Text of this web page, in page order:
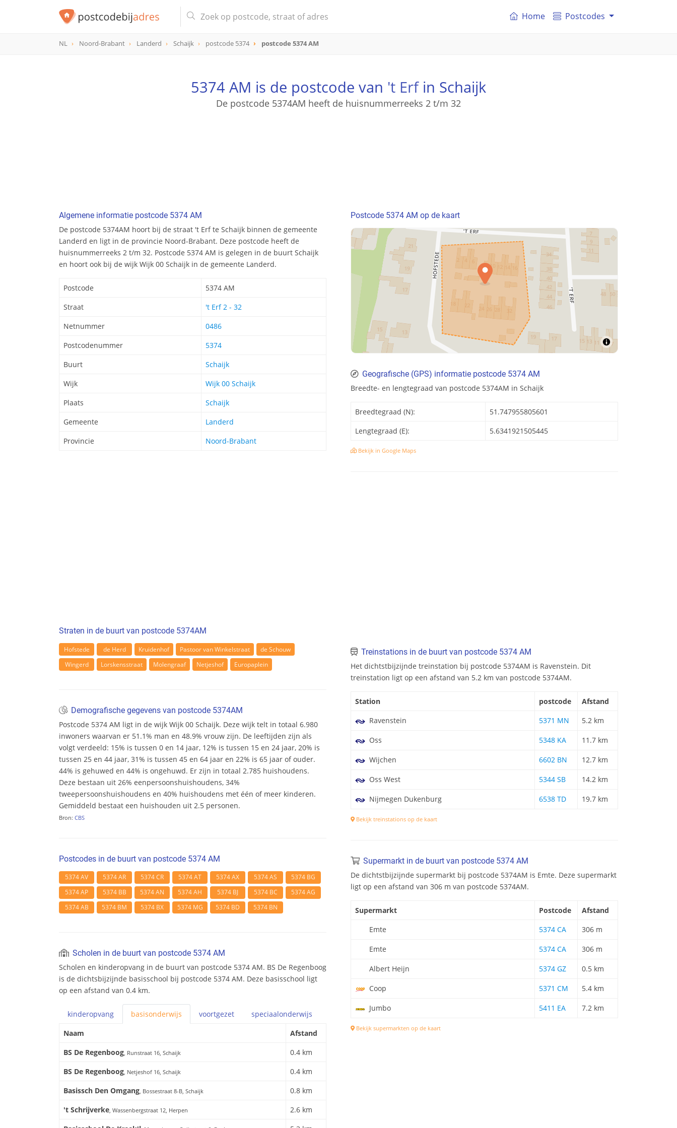
Home Postcodes
NL Noord-Brabant Landerd Schaijk postcode 5374 postcode 5374 AM
5374 AM is de postcode van 't Erfin Schaijk
De postcode 5374AM heeft de huisnummerreeks 2 t/m 32
Algemene informatie postcode 5374 AM
De postcode 5374AM hoort bij de straat 't Erf te Schaijk binnen de gemeente
Landerd en ligt in de provincie Noord-Brabant. Deze postcode heeft de
huisnummerreeks 2 t/m 32. Postcode 5374 AM is gelegen in de buurt Schaijk
en hoort ook bij de wijk Wijk 00 Schaijk in de gemeente Landerd.
Postcode
5374 AM
Straat
't Erf 2 - 32
Netnummer
0486
Postcodenummer
5374
Buurt
Schaijk
Wijk
Wijk 00 Schaijk
Plaats
Schaijk
Gemeente
Landerd
Provincie
Noord-Brabant
Straten in de buurt van postcode 5374AM
Hofstede de Herd Kruidenhof Pastoor van Winkelstraat
de Schouw
Wingerd
Lorskensstraat Molengraaf Netjeshof Europaplein
Demografische gegevens van postcode 5374AM
Postcode 5374 AM ligt in de wijk Wijk 00 Schaijk. Deze wijk telt in totaal 6.980
inwoners waarvan er 51.1% man en 48.9% vrouw zijn. De leeftijden zijn als
volgt verdeeld: 15% is tussen 0 en 14 jaar, 12% is tussen 15 en 24 jaar, 20% is
tussen 25 en 44 jaar, 31% is tussen 45 en 64 jaar en 22% is 65 jaar of ouder.
44% is gehuwed en 44% is ongehuwd. Er zijn in totaal 2.785 huishoudens.
Deze bestaan uit 26% eenpersoonshuishoudens, 34%
tweepersoonshuishoudens en 40% huishoudens met één of meer kinderen.
Gemiddeld bestaat een huishouden uit 2.5 personen.
Bron: CBS
Postcodes in de buurt van postcode 5374 AM
5374 AV 5374 AR 5374 CR 5374 AT 5374 AX 5374 AS
5374 BG
5374 AP
5374 BB 5374 AN 5374 AH 5374 BJ 5374 BC
5374 AG
5374 AB
5374 BM 5374 BX 5374 MG 5374 BD 5374 BN
Scholen in de buurt van postcode 5374 AM
Scholen en kinderopvang in de buurt van postcode 5374 AM. BS De Regenboog
is de dichtsbijzijnde basisschool bij postcode 5374 AM. Deze basisschool ligt
op een afstand van 0.4 km.
kinderopvang basisonderwijs voortgezet speciaalonderwijs
Naam
Afstand
BS De Regenboog, Runstraat 16, Schaijk
0.4 km
BS De Regenboog, Netjeshof 16, Schaijk
0.4 km
Basissch Den Omgang, Bossestraat 8-B, Schaijk
0.8 km
't Schrijverke, Wassenbergstraat 12, Herpen
2.6 km
Postcode 5374 AM op de kaart
Geografische (GPS) informatie postcode 5374 AM
Breedte- en lengtegraad van postcode 5374AM in Schaijk
Breedtegraad (N):
51.747955805601
Lengtegraad (E):
5.6341921505445
Bekijk in Google Maps
Treinstations in de buurt van postcode 5374 AM
Het dichtstbijzijnde treinstation bij postcode 5374AM is Ravenstein. Dit
treinstation ligt op een afstand van 5.2 km van postcode 5374AM.
Station postcode
Afstand
Ravenstein
5371 MN 5.2 km
Oss 5348 KA 11.7 km
Wijchen 6602 BN 12.7 km
Oss West 5344 SB 14.2 km
Nijmegen Dukenburg 6538 TD 19.7 km
Bekijk treinstations op de kaart
Supermarkt in de buurt van postcode 5374 AM
De dichtstbijzijnde supermarkt bij postcode 5374AM is Emte. Deze supermarkt
ligt op een afstand van 306 m van postcode 5374AM.
Supermarkt Postcode
Afstand
Emte
5374 CA 306 m
Emte 5374 CA 306 m
Albert Heijn 5374 GZ 0.5 km
Coop 5371 CM 5.4 km
Jumbo 5411 EA 7.2 km
Bekijk supermarkten op de kaart